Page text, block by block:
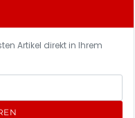
Artikel direkt in Ihrem